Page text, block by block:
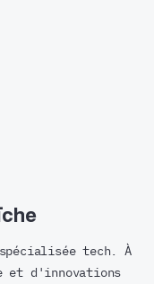
tech. À
et d'innovations